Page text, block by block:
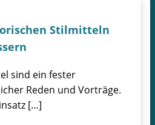
Stilmitteln
sind ein fester
Reden und Vorträge.
[…]